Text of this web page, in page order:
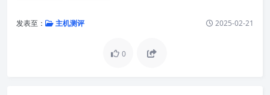
发表至： 主机测评 2025-02-21
0